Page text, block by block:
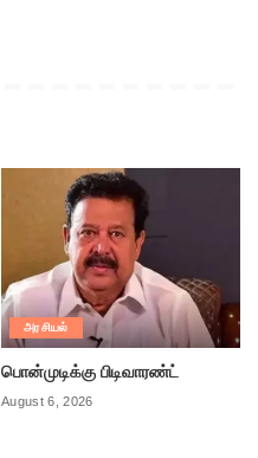
அரசியல்
பொன்முடிக்கு பிடிவாரண்ட்
August 6, 2026